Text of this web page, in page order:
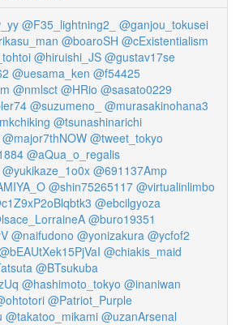
@F35_lightning2_
@ganjou_tokusei
@boaroSH @cExistentialism
@hiruishi_JS @gustav17se
@uesama_ken @f54425
@nmlsct @HRio @sasato0229
@suzumeno_
@murasakinohana3
@tsunashinarichi
@major7thNOW @tweet_tokyo
@aQua_o_regalis
@yukikaze_1o0x @691137Amp
@shin75265117 @virtualinlimbo
@ebcilgyoza
@buro19351
@naifudono @yonizakura @ycfof2
@chiakis_maid
@BTsukuba
@hashimoto_tokyo @inaniwan
@Patriot_Purple
@takatoo_mikami @uzanArsenal